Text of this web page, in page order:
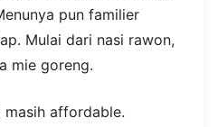
pun familier
Mulai dari nasi rawon,
mie goreng.
masih affordable.